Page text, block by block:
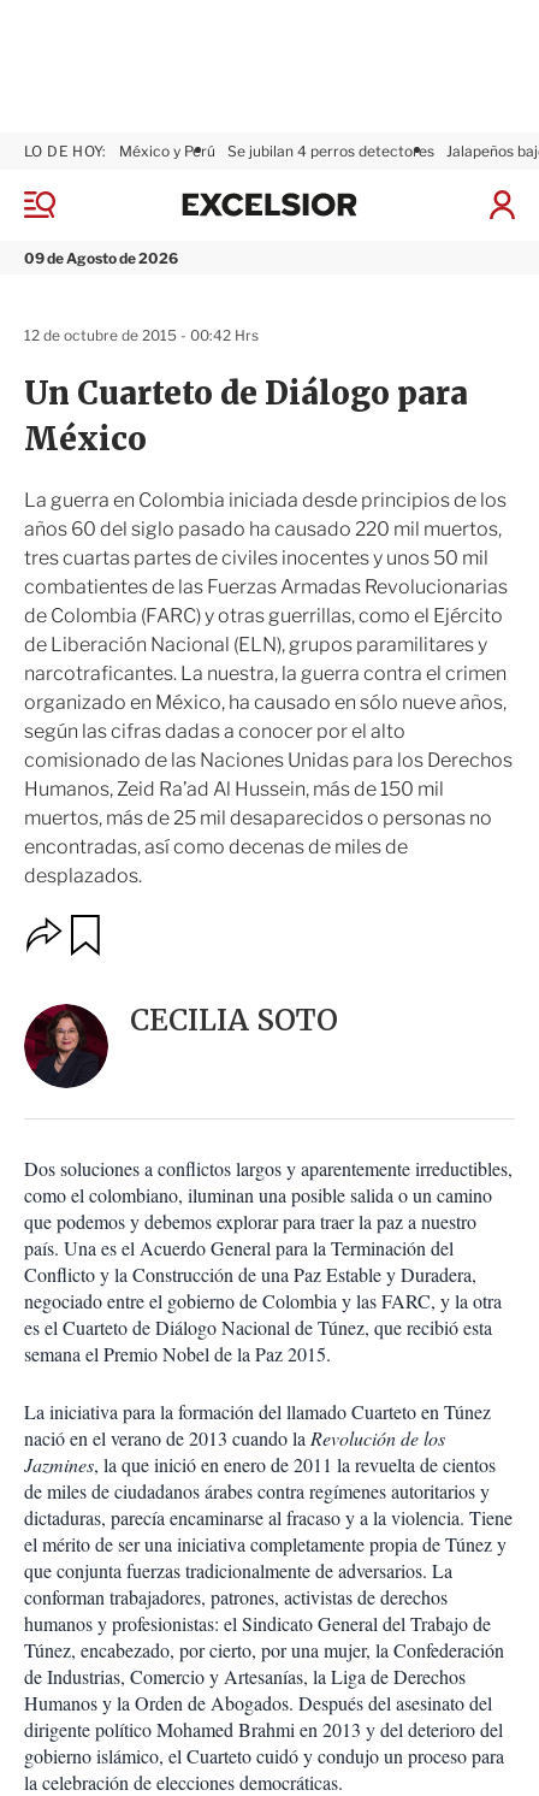
M
n
09 de Agosto de 2026
LO DE HOY: México y Perú Se jubilan 4 perros detectores Jalapeños
I
x
Un Cuarteto de Diálogo para
México
La guerra en Colombia iniciada desde principios de los
años 60 del siglo pasado ha causado 220 mil muertos,
tres cuartas partes de civiles inocentes y unos 50 mil
combatientes de las Fuerzas Armadas Revolucionarias
de Colombia (FARC) y otras guerrillas, como el Ejército
de Liberación Nacional (ELN), grupos paramilitares y
narcotraficantes. La nuestra, la guerra contra el crimen
organizado en México, ha causado en sólo nueve años,
según las cifras dadas a conocer por el alto
comisionado de las Naciones Unidas para los Derechos
Humanos, Zeid Ra’ad Al Hussein, más de 150 mil
muertos, más de 25 mil desaparecidos o personas no
encontradas, así como decenas de miles de
desplazados.
12 de octubre de 2015 - 00:42 Hrs
O
p
o
n
e
s
o
m
p
a
r
i
r
a
r
CECILIA SOTO
Dos soluciones a conflictos largos y aparentemente irreductibles,
como el colombiano, iluminan una posible salida o un camino
que podemos y debemos explorar para traer la paz a nuestro
país. Una es el Acuerdo General para la Terminación del
Conflicto y la Construcción de una Paz Estable y Duradera,
negociado entre el gobierno de Colombia y las FARC, y la otra
es el Cuarteto de Diálogo Nacional de Túnez, que recibió esta
semana el Premio Nobel de la Paz 2015.
La iniciativa para la formación del llamado Cuarteto en Túnez
nació en el verano de 2013 cuando la Revolución de los
Jazmines, la que inició en enero de 2011 la revuelta de cientos
de miles de ciudadanos árabes contra regímenes autoritarios y
dictaduras, parecía encaminarse al fracaso y a la violencia. Tiene
el mérito de ser una iniciativa completamente propia de Túnez y
que conjunta fuerzas tradicionalmente de adversarios. La
conforman trabajadores, patrones, activistas de derechos
humanos y profesionistas: el Sindicato General del Trabajo de
Túnez, encabezado, por cierto, por una mujer, la Confederación
de Industrias, Comercio y Artesanías, la Liga de Derechos
Humanos y la Orden de Abogados. Después del asesinato del
dirigente político Mohamed Brahmi en 2013 y del deterioro del
gobierno islámico, el Cuarteto cuidó y condujo un proceso para
la celebración de elecciones democráticas.